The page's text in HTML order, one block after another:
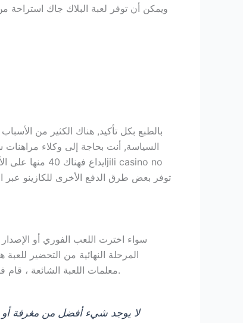
ويمكن أن توفر لعبة البلاك جاك استراحة
بالطبع بكل تأكيد, هناك الكثير من
السياسة, أنت بحاجة إلى وكلاء
سواء اخترت اللعب الفوري أو
معلمات اللعبة الشائعة ، قام فريق الخبراء لدينا بتحليل أفضل الطرق وأكثرها موثوقية لمعالجة هذه المسألة . ومع ذلك ، من التطبيقات إلى الاستشارة المهنية.
لا يوجد شيء أفضل من مغرفة أو